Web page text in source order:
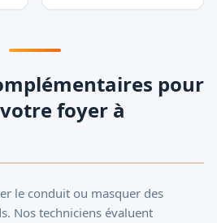
pour
foyer à
le conduit ou masquer des
Nos techniciens évaluent